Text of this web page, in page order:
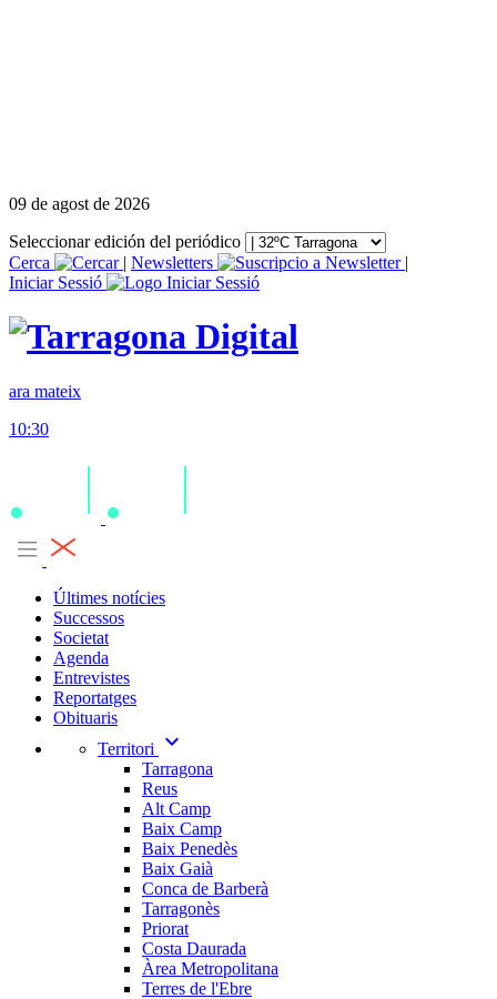
09 de agost de 2026
Seleccionar edición del periódico
Cerca
| Newsletters
|
Iniciar Sessió
ara mateix
10:30
Últimes notícies
Successos
Societat
Agenda
Entrevistes
Reportatges
Obituaris
Territori
expand_more
Tarragona
Reus
Alt Camp
Baix Camp
Baix Penedès
Baix Gaià
Conca de Barberà
Tarragonès
Priorat
Costa Daurada
Àrea Metropolitana
Terres de l'Ebre